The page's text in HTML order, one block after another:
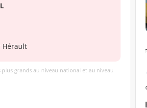
Hérault
grands au niveau national et au niveau